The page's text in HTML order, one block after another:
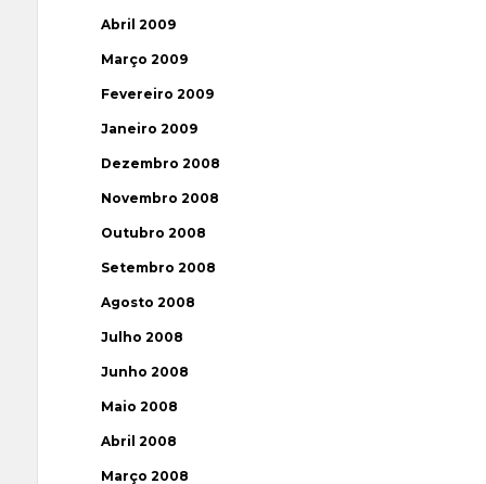
Abril 2009
Março 2009
Fevereiro 2009
Janeiro 2009
Dezembro 2008
Novembro 2008
Outubro 2008
Setembro 2008
Agosto 2008
Julho 2008
Junho 2008
Maio 2008
Abril 2008
Março 2008